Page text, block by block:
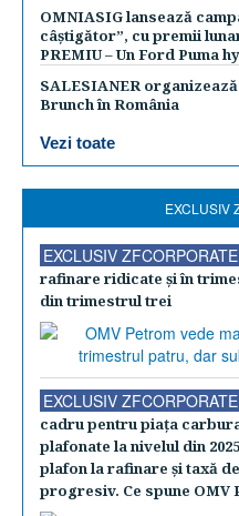
OMNIASIG lansează
câștigător”, cu premii
PREMIU – Un Ford Puma
SALESIANER
Brunch în România
Vezi toate
EXCLUSIV
EXCLUSIV ZFCORPORATE
rafinare ridicate şi în
din trimestrul trei
EXCLUSIV ZFCORPORATE
cadru pentru piaţa
plafonate la nivelul din
plafon la rafinare şi taxă
progresiv. Ce spune OMV